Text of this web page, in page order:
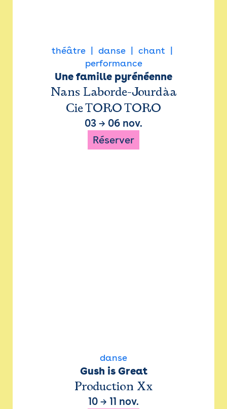
théâtre danse
chant
performance
Une famille pyrénéenne
Nans Laborde-Jourdàa
Cie TORO TORO
03 → 06 nov.
Réserver
danse
Gush is Great
Production Xx
10 → 11 nov.